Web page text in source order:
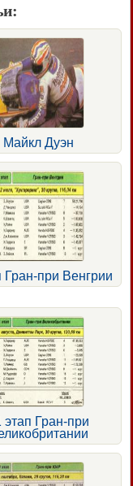
Майкл Дуэн
Гран-при Венгрии
этап Гран-при